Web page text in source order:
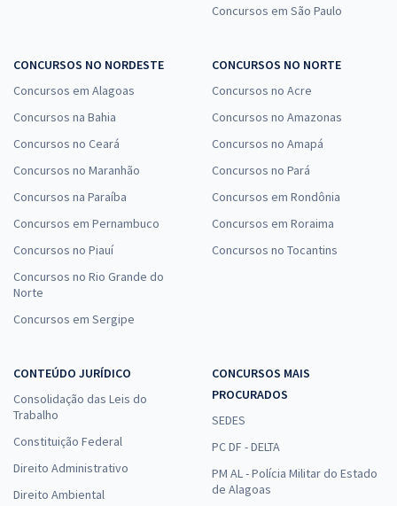
Concursos em São Paulo
CONCURSOS NO NORDESTE
Concursos em Alagoas
Concursos na Bahia
Concursos no Ceará
Concursos no Maranhão
Concursos na Paraíba
Concursos em Pernambuco
Concursos no Piauí
Concursos no Rio Grande do
Norte
Concursos em Sergipe
CONCURSOS NO NORTE
Concursos no Acre
Concursos no Amazonas
Concursos no Amapá
Concursos no Pará
Concursos em Rondônia
Concursos em Roraima
Concursos no Tocantins
CONTEÚDO JURÍDICO
Consolidação das Leis do
Trabalho
Constituição Federal
Direito Administrativo
Direito Ambiental
CONCURSOS MAIS
PROCURADOS
SEDES
PC DF - DELTA
PM AL - Polícia Militar do Estado
de Alagoas